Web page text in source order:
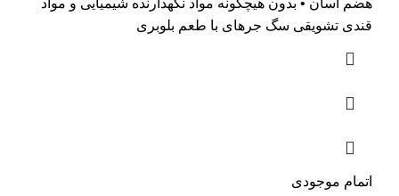
قندی تشویقی سگ جرهای با طعم بلوبری
اتمام موجودی